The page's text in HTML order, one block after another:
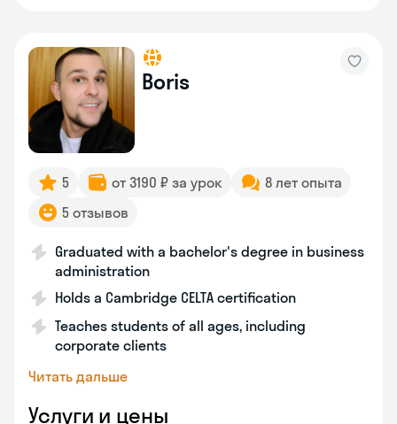
Boris
5 от 3190 ₽ за урок
8 лет опыта
5 отзывов
Graduated with a bachelor's degree in business
administration
Holds a Cambridge CELTA certification
Teaches students of all ages, including
corporate clients
Читать дальше
Услуги и цены